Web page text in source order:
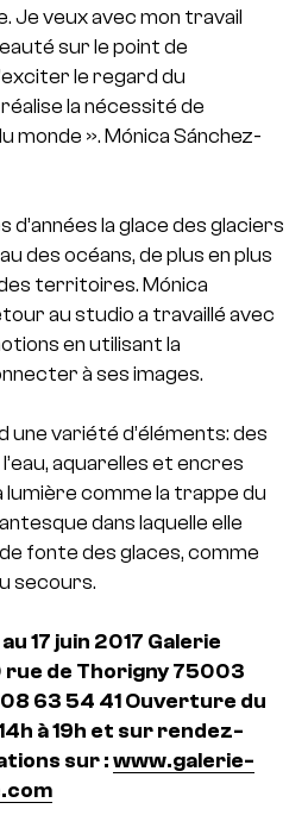
Je veux avec mon travail
sur le point de
le regard du
la nécessité de
monde ». Mónica Sánchez-
d’années la glace des glaciers
des océans, de plus en plus
territoires. Mónica
au studio a travaillé avec
en utilisant la
à ses images.
une variété d’éléments: des
aquarelles et encres
lumière comme la trappe du
dans laquelle elle
fonte des glaces, comme
secours.
17 juin 2017 Galerie
de Thorigny 75003
63 54 41 Ouverture du
à 19h et sur rendez-
sur :www.galerie-